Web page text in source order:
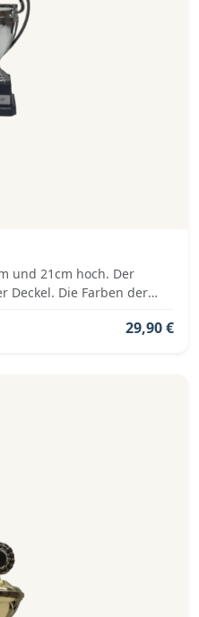
und 21cm hoch. Der
Deckel. Die Farben der
29,90 €